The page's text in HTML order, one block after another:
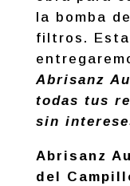
la bomba
filtros.
Abrisanz
todas tus
sin
Abrisanz
del